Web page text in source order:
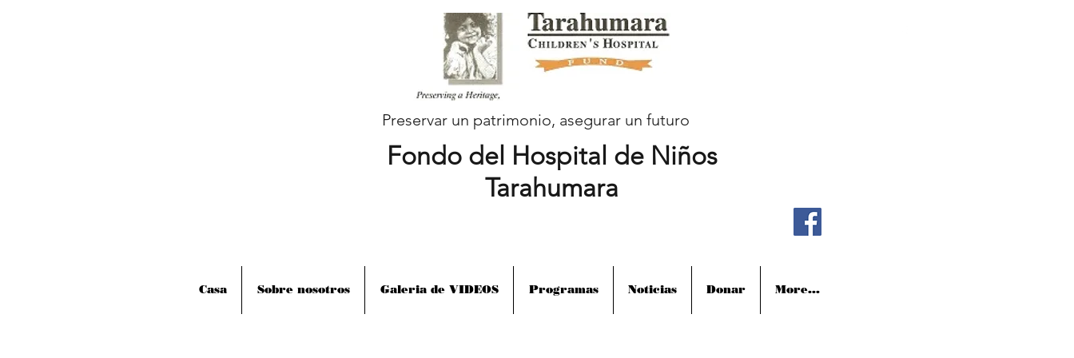
Preservar un patrimonio, asegurar un futuro
Fondo del Hospital de Niños
Tarahumara
Casa Sobre nosotros Galeria de VIDEOS Programas Noticias Donar More...